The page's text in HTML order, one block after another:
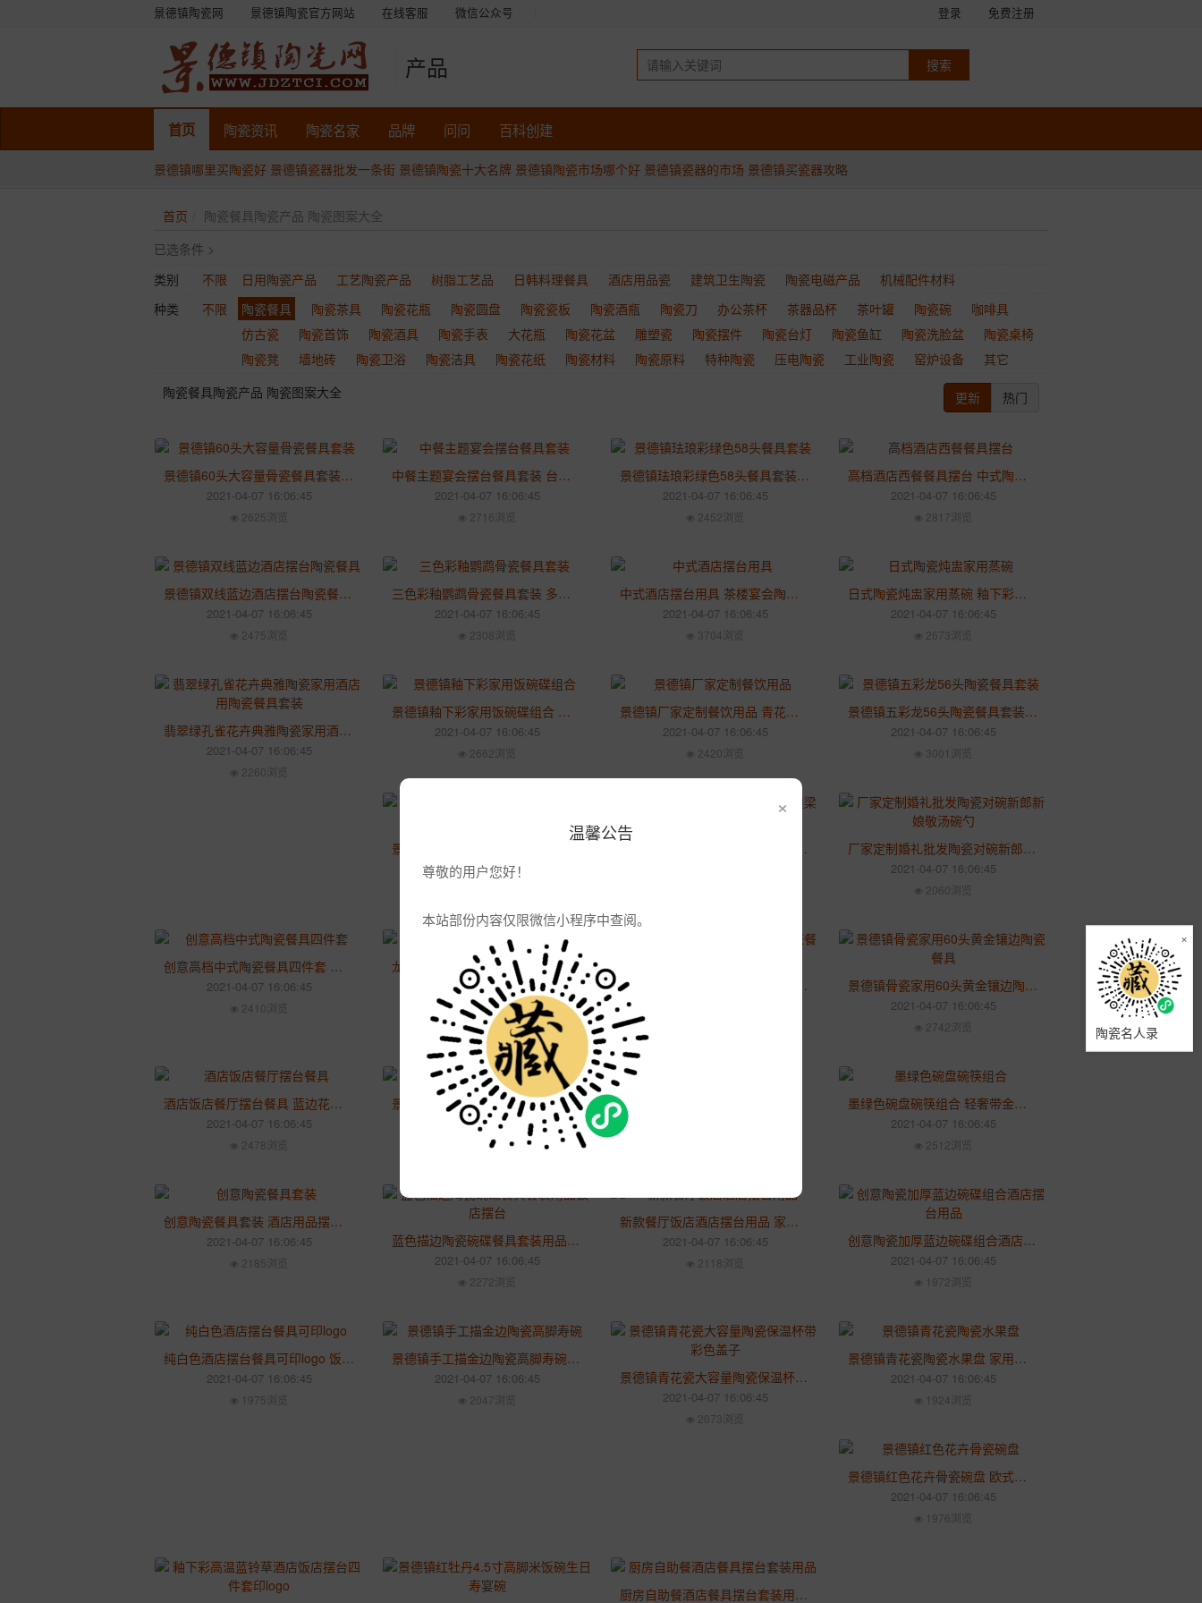
×
温馨公告
尊敬的用户您好！
本站部份内容仅限微信小程序中查阅。
景德镇陶瓷网 景德镇陶瓷官方网站 在线客服 微信公众号 登录 免费注册
产品
首页 陶瓷资讯 陶瓷名家 品牌 问问 百科创建
景德镇哪里买陶瓷好 景德镇瓷器批发一条街 景德镇陶瓷十大名牌 景德镇陶瓷市场哪个好 景德镇瓷器的市场 景德镇买瓷器攻略
×
陶瓷名人录
首页
陶瓷餐具陶瓷产品 陶瓷图案大全
已选条件 >
类别
不限 日用陶瓷产品 工艺陶瓷产品 树脂工艺品 日韩料理餐具 酒店用品瓷 建筑卫生陶瓷 陶瓷电磁产品
机械配件材料
种类
不限 陶瓷餐具 陶瓷茶具 陶瓷花瓶 陶瓷圆盘 陶瓷瓷板 陶瓷酒瓶 陶瓷刀 办公茶杯 茶器品杯 茶叶罐 陶瓷碗
咖啡具
仿古瓷
陶瓷首饰 陶瓷酒具 陶瓷手表 大花瓶 陶瓷花盆 雕塑瓷 陶瓷摆件 陶瓷台灯 陶瓷鱼缸 陶瓷洗脸盆
陶瓷桌椅
陶瓷凳
墙地砖 陶瓷卫浴 陶瓷洁具 陶瓷花纸 陶瓷材料 陶瓷原料 特种陶瓷 压电陶瓷 工业陶瓷 窑炉设备 其它
更新 热门
陶瓷餐具陶瓷产品 陶瓷图案大全
景德镇60头大容量骨瓷餐具套装 地中海风情家用碗筷碗碟送人礼品
2021-04-07 16:06:45
2625浏览
中餐主题宴会摆台餐具套装 台面描金梅花3-10件套陶瓷碗碟盘套装
2021-04-07 16:06:45
2716浏览
景德镇珐琅彩绿色58头餐具套装 结婚乔迁礼品 酒店会所描金碗碟盘
2021-04-07 16:06:45
2452浏览
高档酒店西餐餐具摆台 中式陶瓷餐具八件套 创意碗筷骨碟组合
2021-04-07 16:06:45
2817浏览
景德镇双线蓝边酒店摆台陶瓷餐具 甜品碗碟勺三件套装可加字餐具
2021-04-07 16:06:45
2475浏览
三色彩釉鹦鹉骨瓷餐具套装 多人份家用酒店摆台碗盘碟勺组合礼盒
2021-04-07 16:06:45
2308浏览
中式酒店摆台用具 茶楼宴会陶瓷碗碟组合 黄金花纹盘子餐具套装
2021-04-07 16:06:45
3704浏览
日式陶瓷炖盅家用蒸碗 釉下彩大号炖锅隔水炖燕窝碗甜品参盅汤煲
2021-04-07 16:06:45
2673浏览
翡翠绿孔雀花卉典雅陶瓷家用酒店用陶瓷餐具套装 可定做送礼礼品
2021-04-07 16:06:45
2260浏览
景德镇釉下彩家用饭碗碟组合 蓝色釉珐琅彩喜上枝头陶瓷餐具套装
2021-04-07 16:06:45
2662浏览
景德镇厂家定制餐饮用品 青花牡丹陶瓷餐具套装 星级酒店摆台餐具
2021-04-07 16:06:45
2420浏览
景德镇五彩龙56头陶瓷餐具套装 中式釉中彩骨质瓷碗碟盘组合
2021-04-07 16:06:45
3001浏览
2021-04-07 16:06:45
景德镇陶瓷茶具套装茶杯青花提梁壶整套 中式家用功夫茶具茶壶茶杯 厂家定制婚礼批发陶瓷对碗新郎新娘敬汤碗勺 结婚喜碗婚庆用品
2021-04-07 16:06:45
2060浏览
创意高档中式陶瓷餐具四件套 包厢酒店摆台用品碗碟组合定制印字
2021-04-07 16:06:45
2410浏览
龙泉青瓷马克杯 带盖陶瓷泡茶杯 家用办公喝水杯子 鼓杯定制礼物
2021-04-07 16:06:45
2271浏览
景德镇中式宫廷轻奢珐琅彩骨瓷餐具套装 明火砂锅碗碟家用组合 景德镇骨瓷家用60头黄金镶边陶瓷餐具 水点桃花釉中彩碗碟套装
2021-04-07 16:06:45
2742浏览
酒店饭店餐厅摆台餐具 蓝边花纹陶瓷餐具 骨碟翅碗汤勺杯套装
2021-04-07 16:06:45
2478浏览
景德镇陶瓷简约风格盘碗碟筷套装 家用金边蓝色釉碗碟餐具套装
2021-04-07 16:06:45
2067浏览
墨绿色碗盘碗筷组合 轻奢带金边欧式陶瓷餐具套装 创意西餐餐具
2021-04-07 16:06:45
2512浏览
创意陶瓷餐具套装 酒店用品摆盘描金边碗碟盘 会所餐厅用镶花餐具
2021-04-07 16:06:45
2185浏览
蓝色描边陶瓷碗碟餐具套装用品饭店摆台 火锅餐具定制商用印logo
2021-04-07 16:06:45
2272浏览
新款餐厅饭店酒店摆台用品 家用碗盘组合 台面纯白色陶瓷餐具套装
2021-04-07 16:06:45
2118浏览
创意陶瓷加厚蓝边碗碟组合酒店摆台用品 餐具套装批发定制LOGO
2021-04-07 16:06:45
1972浏览
纯白色酒店摆台餐具可印logo 饭店会所家用碗盘套装 台面餐具用品
2021-04-07 16:06:45
1975浏览
景德镇手工描金边陶瓷高脚寿碗 生日祝寿碗定制 粉彩牡丹花鸟纹碗
2021-04-07 16:06:45
2047浏览
景德镇青花瓷大容量陶瓷保温杯带彩色盖子 耐热大号创意防漏杯
2021-04-07 16:06:45
2073浏览
景德镇青花瓷陶瓷水果盘 家用创意客厅茶几摆件 零食点心干果盘
2021-04-07 16:06:45
1924浏览
景德镇红色花卉骨瓷碗盘 欧式中式金边陶瓷餐具结婚商务定制礼品
2021-04-07 16:06:45
1976浏览
厨房自助餐酒店餐具摆台套装用品 纯白色碗碟勺套装 商用包厢摆件